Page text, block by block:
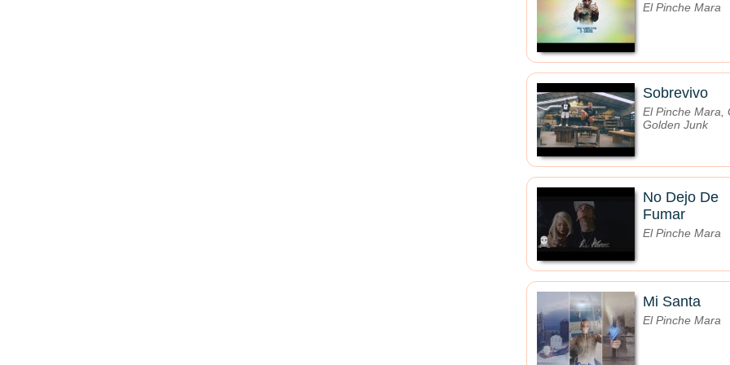
El Pinche Mara
Sobrevivo
El Pinche Mara,
Golden Junk
No Dejo De
Fumar
El Pinche Mara
Mi Santa
El Pinche Mara